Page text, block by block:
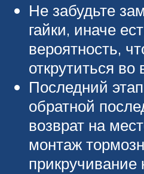
Не забудьте
гайки, иначе
вероятность,
открутиться
Последний
обратной
возврат на
монтаж
прикручивание